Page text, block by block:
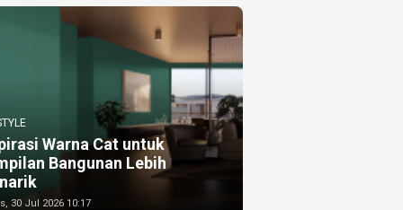
Warna Cat untuk
Bangunan Lebih
30 Jul 2026 10:17